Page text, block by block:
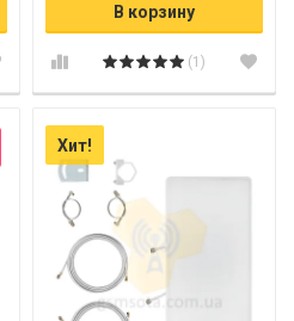
В корзину
(1)
Хит!